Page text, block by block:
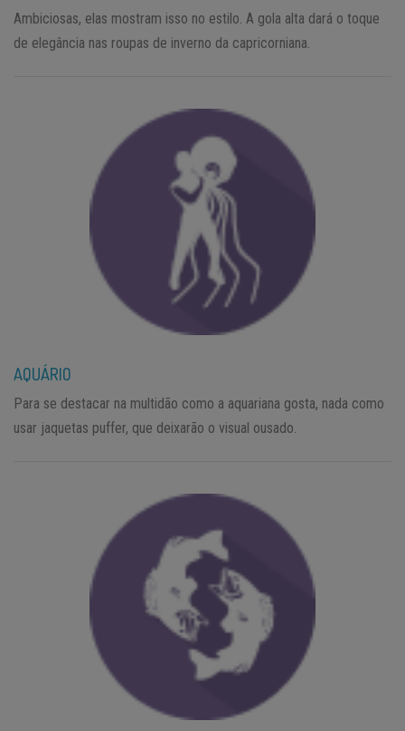
Ambiciosas, elas mostram isso no estilo. A gola alta dará o toque
de elegância nas roupas de inverno da capricorniana.
AQUÁRIO
Para se destacar na multidão como a aquariana gosta, nada como
usar jaquetas puffer, que deixarão o visual ousado.